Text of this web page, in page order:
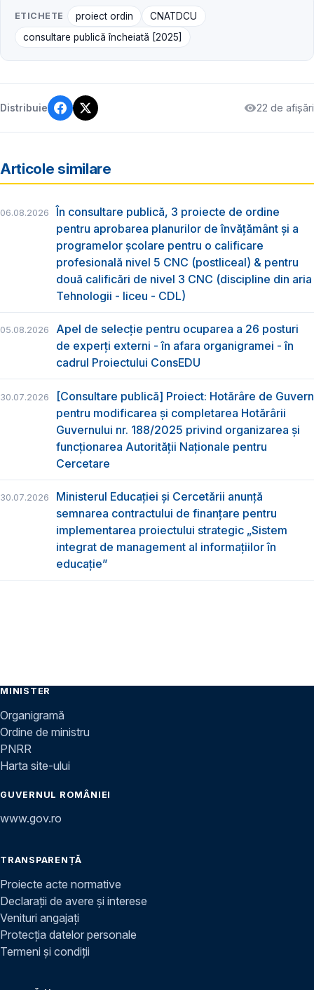
ETICHETE proiect ordin
CNATDCU
consultare publică încheiată [2025]
Distribuie 22 de afișări
Articole similare
06.08.2026
În consultare publică, 3 proiecte de ordine
pentru aprobarea planurilor de învățământ și a
programelor școlare pentru o calificare
profesională nivel 5 CNC (postliceal) & pentru
două calificări de nivel 3 CNC (discipline din aria
Tehnologii - liceu - CDL)
05.08.2026
Apel de selecție pentru ocuparea a 26 posturi
de experți externi - în afara organigramei - în
cadrul Proiectului ConsEDU
30.07.2026
[Consultare publică] Proiect: Hotărâre de Guvern
pentru modificarea și completarea Hotărârii
Guvernului nr. 188/2025 privind organizarea şi
funcţionarea Autorităţii Naţionale pentru
Cercetare
30.07.2026
Ministerul Educației și Cercetării anunță
semnarea contractului de finanțare pentru
implementarea proiectului strategic „Sistem
integrat de management al informațiilor în
educație”
MINISTER
Organigramă
Ordine de ministru
PNRR
Harta site-ului
GUVERNUL ROMÂNIEI
www.gov.ro
TRANSPARENȚĂ
Proiecte acte normative
Declarații de avere și interese
Venituri angajați
Protecția datelor personale
Termeni și condiții